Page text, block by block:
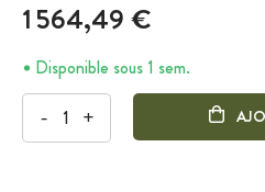
1 564,49 €
Disponible sous 1 sem.
- +